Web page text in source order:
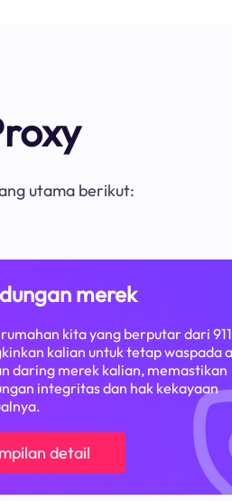
utama berikut:
merek
kita yang berputar dari
kalian untuk tetap waspada
daring merek kalian, memastikan
integritas dan hak kekayaan
detail